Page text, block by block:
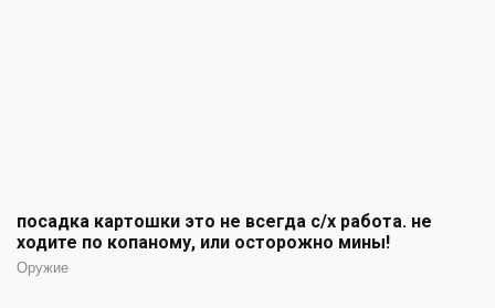
посадка картошки это не всегда с/х работа. не
ходите по копаному, или осторожно мины!
Оружие